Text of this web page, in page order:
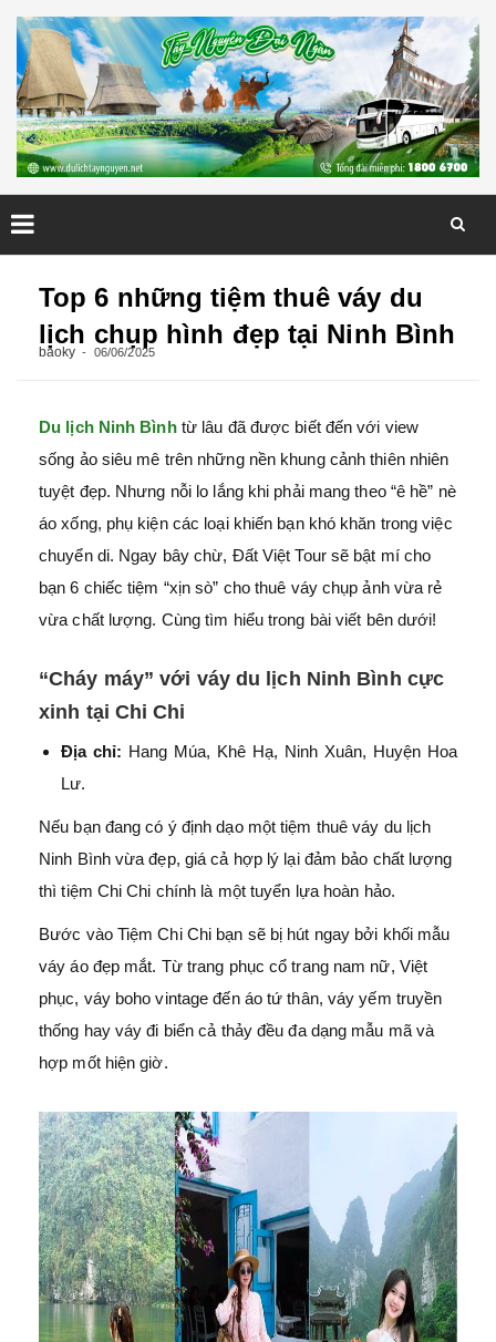
Top 6 những tiệm thuê váy du
lịch chụp hình đẹp tại Ninh Bình
baoky 06/06/2025
Du lịch Ninh Bình từ lâu đã được biết đến với view
sống ảo siêu mê trên những nền khung cảnh thiên nhiên
tuyệt đẹp. Nhưng nỗi lo lắng khi phải mang theo “ê hề” nè
áo xống, phụ kiện các loại khiến bạn khó khăn trong việc
chuyển di. Ngay bây chừ, Đất Việt Tour sẽ bật mí cho
bạn 6 chiếc tiệm “xịn sò” cho thuê váy chụp ảnh vừa rẻ
vừa chất lượng. Cùng tìm hiểu trong bài viết bên dưới!
“Cháy máy” với váy du lịch Ninh Bình cực
xinh tại Chi Chi
Địa chỉ: Hang Múa, Khê Hạ, Ninh Xuân, Huyện Hoa
Lư.
Nếu bạn đang có ý định dạo một tiệm thuê váy du lịch
Ninh Bình vừa đẹp, giá cả hợp lý lại đảm bảo chất lượng
thì tiệm Chi Chi chính là một tuyển lựa hoàn hảo.
Bước vào Tiệm Chi Chi bạn sẽ bị hút ngay bởi khối mẫu
váy áo đẹp mắt. Từ trang phục cổ trang nam nữ, Việt
phục, váy boho vintage đến áo tứ thân, váy yếm truyền
thống hay váy đi biển cả thảy đều đa dạng mẫu mã và
hợp mốt hiện giờ.